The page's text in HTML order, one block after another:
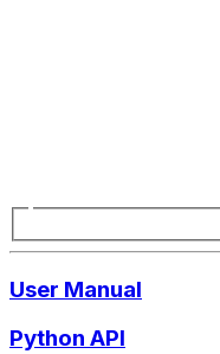
User Manual
Python API